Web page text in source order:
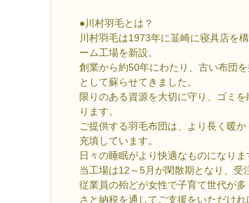
●川村羽毛とは？
川村羽毛は1973年に韮崎に寝具店を
ーム工場を新設。
創業から約50年にわたり、古い布団
として蘇らせてきました。
限りのある資源を大切に守り、ゴミ
ります。
ご提供する羽毛布団は、より長く暖
充填しています。
日々の睡眠がより快適なものになり
当工場は12～5月が閑散期となり、受
従業員の殆どが女性で子育て世代が
さと納税を通してご支援をいただけれ